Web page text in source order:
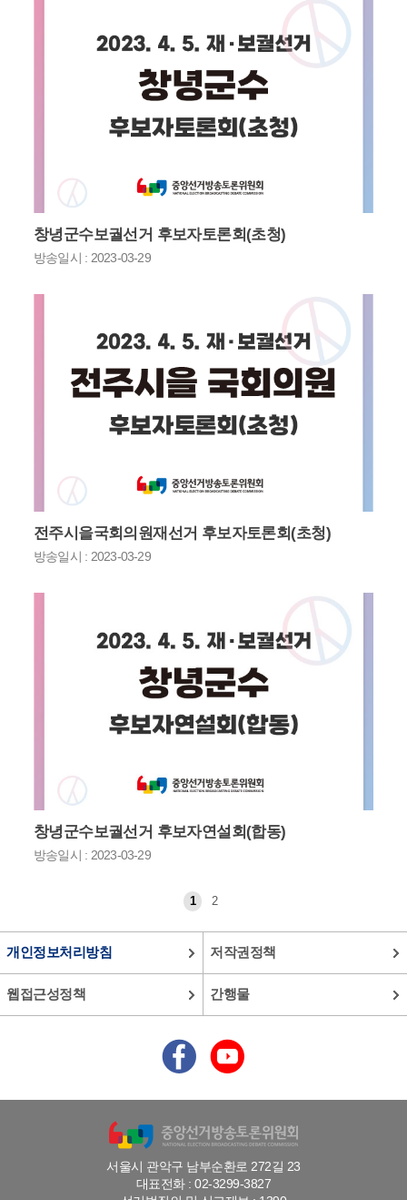
창녕군수보궐선거 후보자토론회(초청)
방송일시 : 2023-03-29
전주시을국회의원재선거 후보자토론회(초청)
방송일시 : 2023-03-29
창녕군수보궐선거 후보자연설회(합동)
방송일시 : 2023-03-29
1 2
개인정보처리방침 저작권정책
웹접근성정책 간행물
서울시 관악구 남부순환로 272길 23
대표전화 : 02-3299-3827